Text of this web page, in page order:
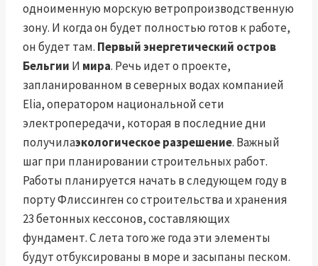
одноименную морскую ветропроизводственную
зону. И когда он будет полностью готов к работе,
он будет там. Первый энергетический остров
Бельгии И мира. Речь идет о проекте,
запланированном в северных водах компанией
Elia, оператором национальной сети
электропередачи, которая в последние дни
получилаэкологическое разрешение. Важный
шаг при планировании строительных работ.
Работы планируется начать в следующем году в
порту Флиссинген со строительства и хранения
23 бетонных кессонов, составляющих
фундамент. С лета того же года эти элементы
будут отбуксированы в море и засыпаны песком.